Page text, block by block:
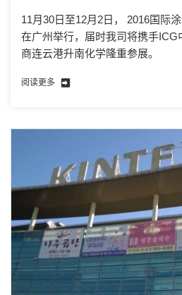
11月30日至12月2日， 2016国际
在广州举行，届时我司将携手
商连云港升南化学隆重参展。
阅读更多